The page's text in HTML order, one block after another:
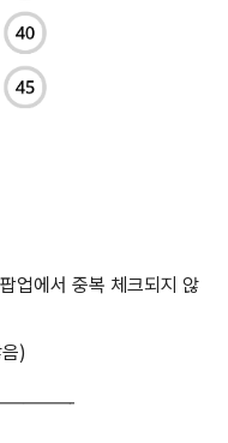
업에서 중복 체크되지 않
)